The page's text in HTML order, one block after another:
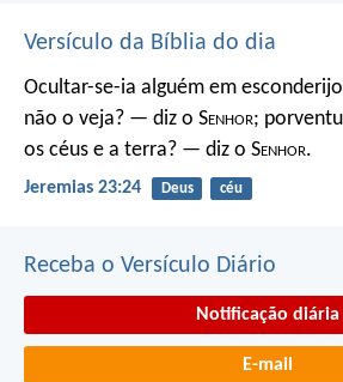
Versículo da Bíblia do dia
Ocultar-se-ia alguém em
não o veja? — diz o Senhor;
os céus e a terra? — diz o Senhor.
Jeremias 23:24 Deus céu
Receba o Versículo Diário
Notificação diária
E-mail